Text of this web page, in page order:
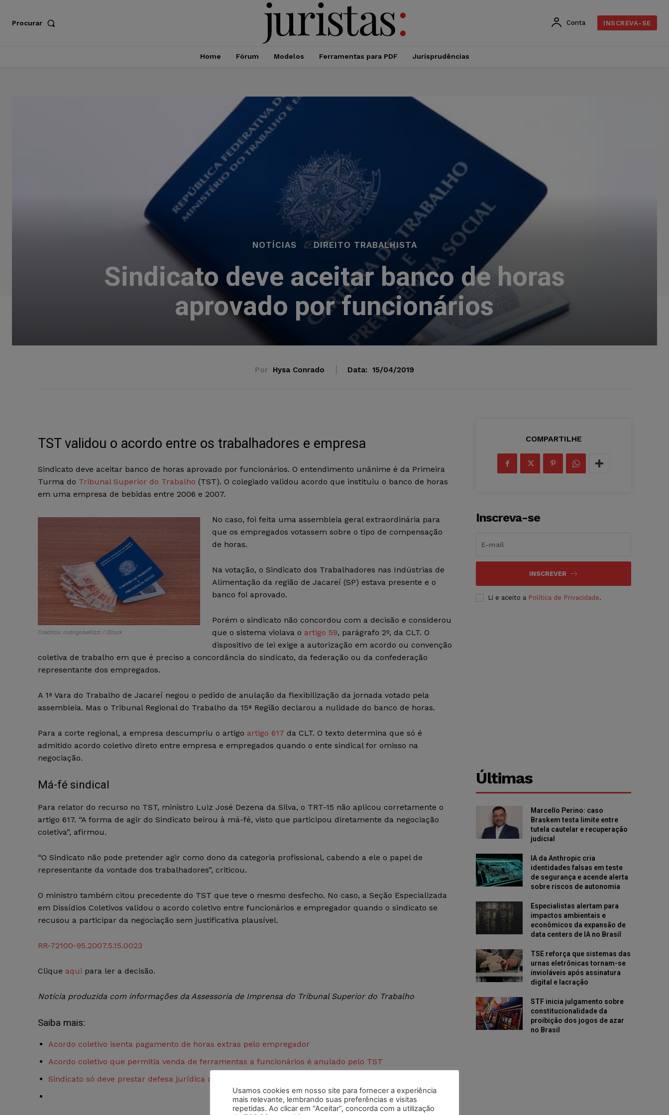
Procurar Conta INSCREVA-SE
Home Fórum Modelos Ferramentas para PDF Jurisprudências
NOTÍCIAS DIREITO TRABALHISTA
Sindicato deve aceitar banco de horas
aprovado por funcionários
Por Hysa Conrado Data: 15/04/2019
TST validou o acordo entre os trabalhadores e empresa
Sindicato deve aceitar banco de horas aprovado por funcionários. O entendimento unânime é da Primeira
Turma do Tribunal Superior do Trabalho (TST). O colegiado validou acordo que instituiu o banco de horas
em uma empresa de bebidas entre 2006 e 2007.
Créditos: rodrigobellizzi / iStock
No caso, foi feita uma assembleia geral extraordinária para
que os empregados votassem sobre o tipo de compensação
de horas.
Na votação, o Sindicato dos Trabalhadores nas Indústrias de
Alimentação da região de Jacareí (SP) estava presente e o
banco foi aprovado.
Porém o sindicato não concordou com a decisão e considerou
que o sistema violava o artigo 59, parágrafo 2º, da CLT. O
dispositivo de lei exige a autorização em acordo ou convenção
coletiva de trabalho em que é preciso a concordância do sindicato, da federação ou da confederação
representante dos empregados.
A 1ª Vara do Trabalho de Jacareí negou o pedido de anulação da flexibilização da jornada votado pela
assembleia. Mas o Tribunal Regional do Trabalho da 15ª Região declarou a nulidade do banco de horas.
Para a corte regional, a empresa descumpriu o artigo artigo 617 da CLT. O texto determina que só é
admitido acordo coletivo direto entre empresa e empregados quando o ente sindical for omisso na
negociação.
Má-fé sindical
Para relator do recurso no TST, ministro Luiz José Dezena da Silva, o TRT-15 não aplicou corretamente o
artigo 617. “A forma de agir do Sindicato beirou à má-fé, visto que participou diretamente da negociação
coletiva”, afirmou.
“O Sindicato não pode pretender agir como dono da categoria profissional, cabendo a ele o papel de
representante da vontade dos trabalhadores”, criticou.
O ministro também citou precedente do TST que teve o mesmo desfecho. No caso, a Seção Especializada
em Dissídios Coletivos validou o acordo coletivo entre funcionários e empregador quando o sindicato se
recusou a participar da negociação sem justificativa plausível.
RR-72100-95.2007.5.15.0023
Clique aqui para ler a decisão.
Notícia produzida com informações da Assessoria de Imprensa do Tribunal Superior do Trabalho
Saiba mais:
Acordo coletivo isenta pagamento de horas extras pelo empregador
Acordo coletivo que permitia venda de ferramentas a funcionários é anulado pelo TST
Sindicato só deve prestar defesa jurídica de interesse coletivo ou individual da categoria
COMPARTILHE
Inscreva-se
INSCREVER
Li e aceito a Política de Privacidade.
Últimas
Marcello Perino: caso
Braskem testa limite entre
tutela cautelar e recuperação
judicial
IA da Anthropic cria
identidades falsas em teste
de segurança e acende alerta
sobre riscos de autonomia
Especialistas alertam para
impactos ambientais e
econômicos da expansão de
data centers de IA no Brasil
TSE reforça que sistemas das
urnas eletrônicas tornam-se
invioláveis após assinatura
digital e lacração
STF inicia julgamento sobre
constitucionalidade da
proibição dos jogos de azar
no Brasil
Usamos cookies em nosso site para fornecer a experiência
mais relevante, lembrando suas preferências e visitas
repetidas. Ao clicar em “Aceitar”, concorda com a utilização